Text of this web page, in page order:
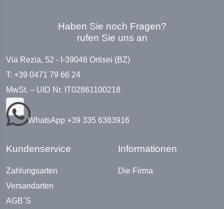
Haben Sie noch Fragen?
rufen Sie uns an
Via Rezia, 52 - I-39046 Ortisei (BZ)
T: +39 0471 79 66 24
MwSt. – UID Nr. IT02861100218
WhatsApp +39 335 6383916
Kundenservice
Zahlungsarten
Versandarten
AGB`S
Informationen
Die Firma